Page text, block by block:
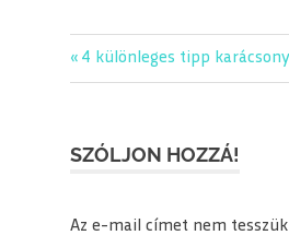
drónfelvétel
film
hollywood
Bejegyzés
Previous
Post:
4 különleges tipp
SZÓLJON HOZZÁ!
Az e-mail címet nem tesszük